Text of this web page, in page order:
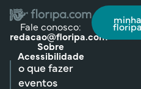
Fale conosco:
redacao@floripa.com
Sobre
Acessibilidade
minha
floripa
o que fazer
eventos